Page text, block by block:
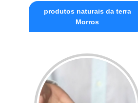
produtos naturais da terra
Morros